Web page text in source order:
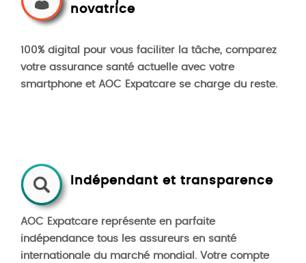
novatrice
100% digital pour vous faciliter la tâche, comparez
votre assurance santé actuelle avec votre
smartphone et AOC Expatcare se charge du reste.
Indépendant et transparence
AOC Expatcare représente en parfaite
indépendance tous les assureurs en santé
internationale du marché mondial. Votre compte